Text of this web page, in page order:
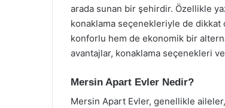
arada sunan bir şehirdir. Özellikle
konaklama seçenekleriyle de dikkat
konforlu hem de ekonomik bir
avantajlar, konaklama seçenekleri
Mersin Apart Evler Nedir?
Mersin Apart Evler, genellikle